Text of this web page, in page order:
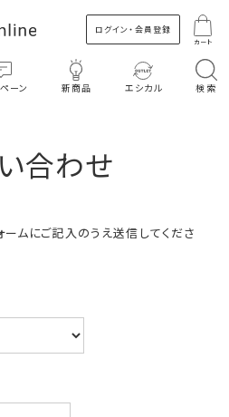
ログイン・会員登録
カート
ーン 新商品 エシカル 検索
合わせ
ムにご記入のうえ送信してくださ